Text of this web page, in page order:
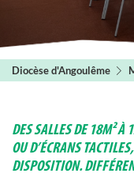
Diocèse d'Angoulême
DES SALLES DE 18M² À
OU D’ÉCRANS
DISPOSITION.